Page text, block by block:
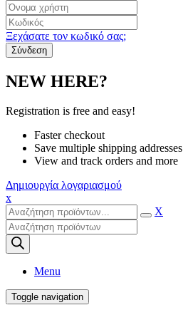
Ξεχάσατε τον κωδικό σας;
NEW HERE?
Registration is free and easy!
Faster checkout
Save multiple shipping addresses
View and track orders and more
Δημιουργία λογαριασμού
x
X
Products
search
Menu
Toggle navigation